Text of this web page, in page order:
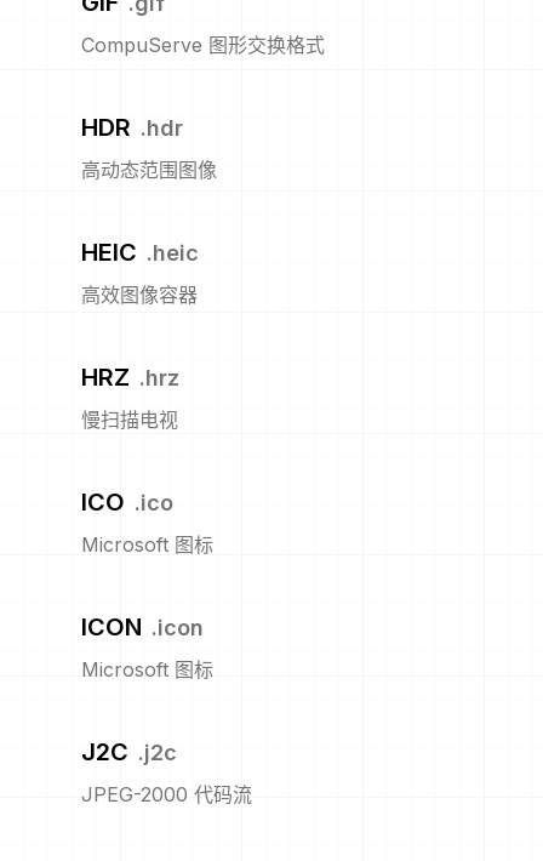
CompuServe 图形交换格式
HDR .hdr
高动态范围图像
HEIC .heic
高效图像容器
HRZ .hrz
慢扫描电视
ICO .ico
Microsoft 图标
ICON .icon
Microsoft 图标
J2C .j2c
JPEG-2000 代码流